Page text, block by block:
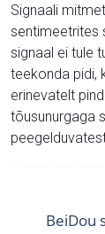
Signaali
sentimeetrites
signaal ei tule
teekonda pidi,
erinevatelt
tõusunurgaga
BeiDou